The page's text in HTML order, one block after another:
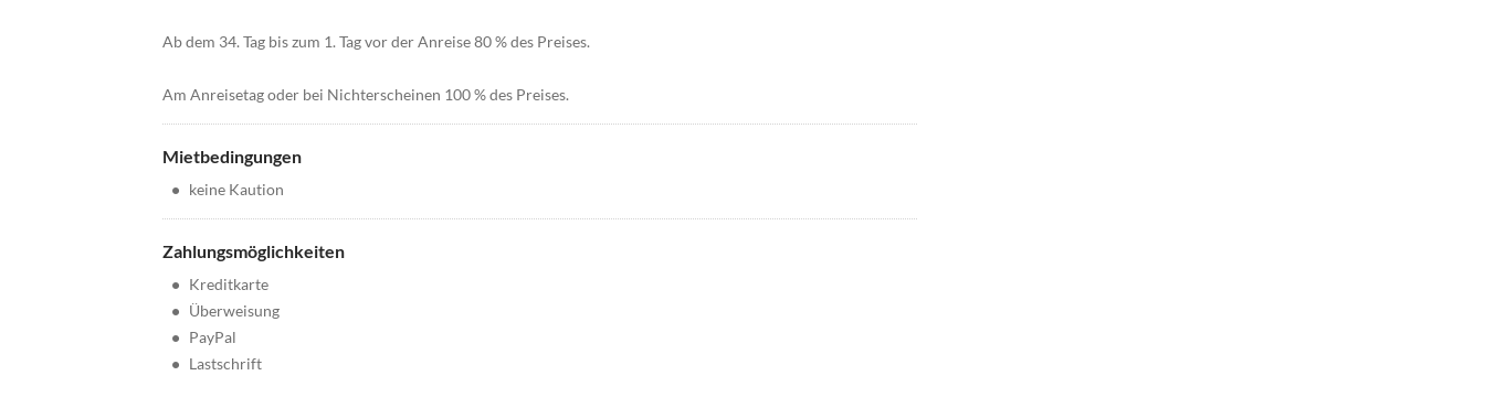
Ab dem 34. Tag bis zum 1. Tag vor der Anreise 80 % des Preises.
Am Anreisetag oder bei Nichterscheinen 100 % des Preises.
Mietbedingungen
• keine Kaution
Zahlungsmöglichkeiten
• Kreditkarte
• Überweisung
• PayPal
• Lastschrift